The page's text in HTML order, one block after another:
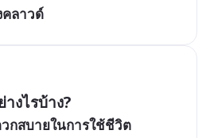
คลาวด์
งไรบ้าง?
กสบายในการใช้ชีวิต